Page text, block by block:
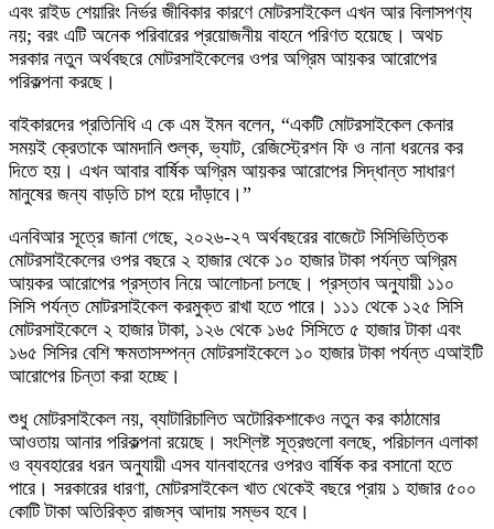
এবং রাইড শেয়ারিং নির্ভর জীবিকার কারণে মোটরসাইকেল এখন আর বিলাসপণ্য
নয়; বরং এটি অনেক পরিবারের প্রয়োজনীয় বাহনে পরিণত হয়েছে। অথচ
সরকার নতুন অর্থবছরে মোটরসাইকেলের ওপর অগ্রিম আয়কর আরোপের
পরিকল্পনা করছে।
বাইকারদের প্রতিনিধি এ কে এম ইমন বলেন, “একটি মোটরসাইকেল কেনার
সময়ই ক্রেতাকে আমদানি শুল্ক, ভ্যাট, রেজিস্ট্রেশন ফি ও নানা ধরনের কর
দিতে হয়। এখন আবার বার্ষিক অগ্রিম আয়কর আরোপের সিদ্ধান্ত সাধারণ
মানুষের জন্য বাড়তি চাপ হয়ে দাঁড়াবে।”
এনবিআর সূত্রে জানা গেছে, ২০২৬-২৭ অর্থবছরের বাজেটে সিসিভিত্তিক
মোটরসাইকেলের ওপর বছরে ২ হাজার থেকে ১০ হাজার টাকা পর্যন্ত অগ্রিম
আয়কর আরোপের প্রস্তাব নিয়ে আলোচনা চলছে। প্রস্তাব অনুযায়ী ১১০
সিসি পর্যন্ত মোটরসাইকেল করমুক্ত রাখা হতে পারে। ১১১ থেকে ১২৫ সিসি
মোটরসাইকেলে ২ হাজার টাকা, ১২৬ থেকে ১৬৫ সিসিতে ৫ হাজার টাকা এবং
১৬৫ সিসির বেশি ক্ষমতাসম্পন্ন মোটরসাইকেলে ১০ হাজার টাকা পর্যন্ত এআইটি
আরোপের চিন্তা করা হচ্ছে।
শুধু মোটরসাইকেল নয়, ব্যাটারিচালিত অটোরিকশাকেও নতুন কর কাঠামোর
আওতায় আনার পরিকল্পনা রয়েছে। সংশ্লিষ্ট সূত্রগুলো বলছে, পরিচালন এলাকা
ও ব্যবহারের ধরন অনুযায়ী এসব যানবাহনের ওপরও বার্ষিক কর বসানো হতে
পারে। সরকারের ধারণা, মোটরসাইকেল খাত থেকেই বছরে প্রায় ১ হাজার ৫০০
কোটি টাকা অতিরিক্ত রাজস্ব আদায় সম্ভব হবে।